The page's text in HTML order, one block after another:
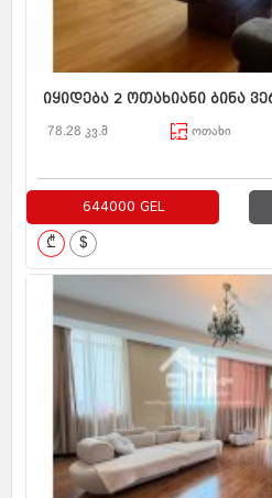
იყიდება 2 ოთახიანი ბინა
78.28 კვ.მ ოთახი
644000 GEL
₾ $